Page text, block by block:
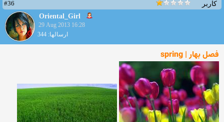
کاربر
#36
Oriental_Girl
29 Aug 2013 16:28
ارسالها: 344
فصل بهار | spring